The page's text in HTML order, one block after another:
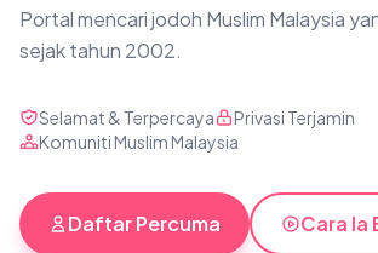
Portal mencari jodoh Muslim Malaysia
sejak tahun 2002.
Selamat & Terpercaya
Privasi Terjamin
Komuniti Muslim Malaysia
Daftar Percuma Cara Ia